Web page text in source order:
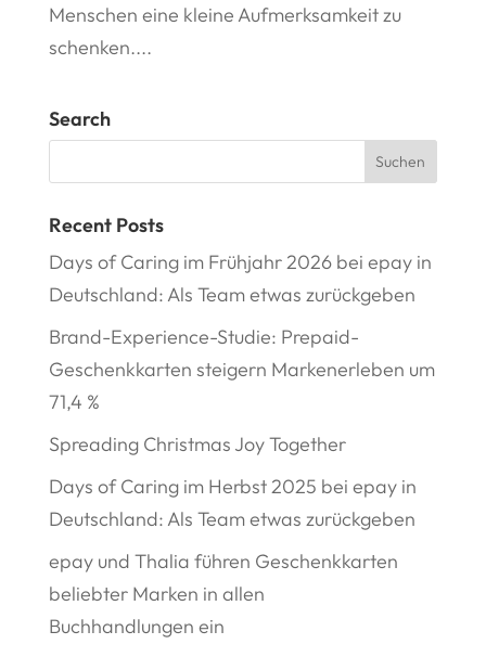
Menschen eine kleine Aufmerksamkeit zu
schenken....
Search
Recent Posts
Days of Caring im Frühjahr 2026 bei epay in
Deutschland: Als Team etwas zurückgeben
Brand-Experience-Studie: Prepaid-
Geschenkkarten steigern Markenerleben um
71,4 %
Spreading Christmas Joy Together
Days of Caring im Herbst 2025 bei epay in
Deutschland: Als Team etwas zurückgeben
epay und Thalia führen Geschenkkarten
beliebter Marken in allen
Buchhandlungen ein